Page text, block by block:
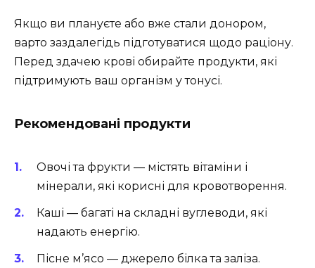
Якщо ви плануєте або вже стали донором,
варто заздалегідь підготуватися щодо раціону.
Перед здачею крові обирайте продукти, які
підтримують ваш організм у тонусі.
Рекомендовані продукти
Овочі та фрукти — містять вітаміни і
мінерали, які корисні для кровотворення.
Каші — багаті на складні вуглеводи, які
надають енергію.
Пісне м’ясо — джерело білка та заліза.